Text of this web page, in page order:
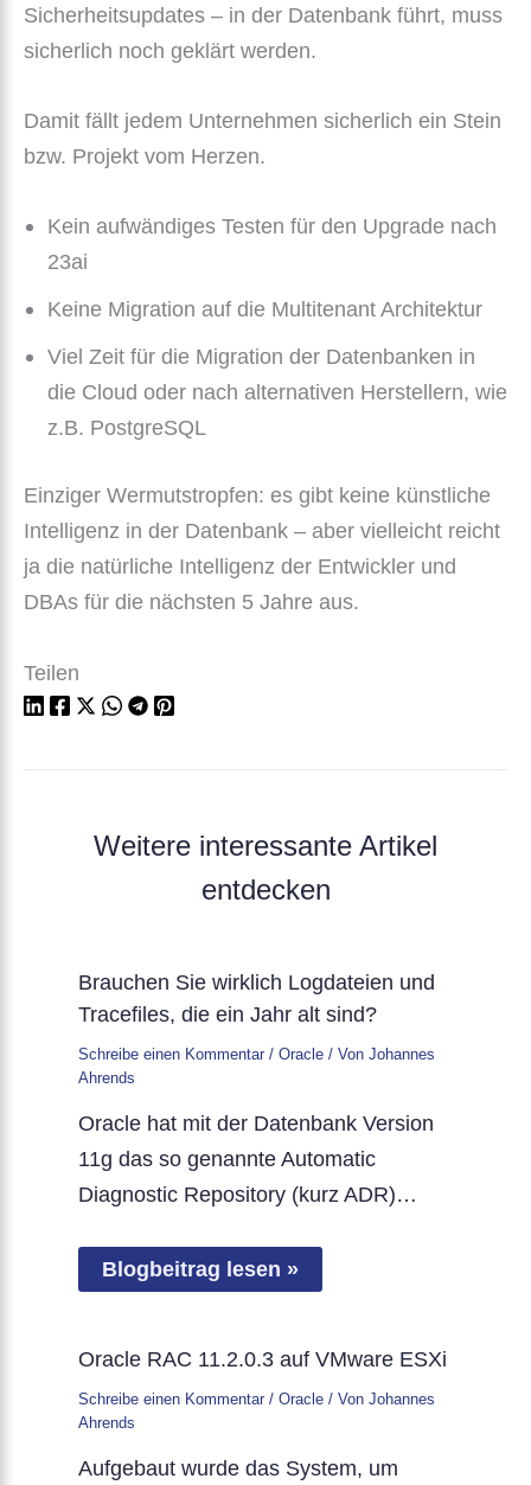
Sicherheitsupdates – in der Datenbank führt, muss
sicherlich noch geklärt werden.
Damit fällt jedem Unternehmen sicherlich ein Stein
bzw. Projekt vom Herzen.
Kein aufwändiges Testen für den Upgrade nach
23ai
Keine Migration auf die Multitenant Architektur
Viel Zeit für die Migration der Datenbanken in
die Cloud oder nach alternativen Herstellern, wie
z.B. PostgreSQL
Einziger Wermutstropfen: es gibt keine künstliche
Intelligenz in der Datenbank – aber vielleicht reicht
ja die natürliche Intelligenz der Entwickler und
DBAs für die nächsten 5 Jahre aus.
Teilen
Weitere interessante Artikel
entdecken
Brauchen Sie wirklich Logdateien und
Tracefiles, die ein Jahr alt sind?
Schreibe einen Kommentar / Oracle/ Von Johannes
Ahrends
Oracle hat mit der Datenbank Version
11g das so genannte Automatic
Diagnostic Repository (kurz ADR)…
Blogbeitrag lesen »
Oracle RAC 11.2.0.3 auf VMware ESXi
Schreibe einen Kommentar / Oracle/ Von Johannes
Ahrends
Aufgebaut wurde das System, um